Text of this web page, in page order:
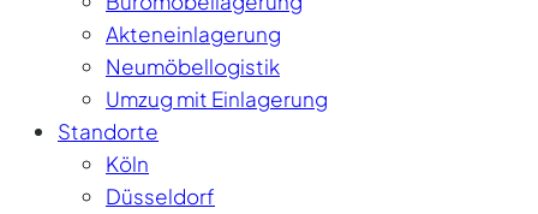
Akteneinlagerung
Neumöbellogistik
Umzug mit Einlagerung
Standorte
Köln
Düsseldorf